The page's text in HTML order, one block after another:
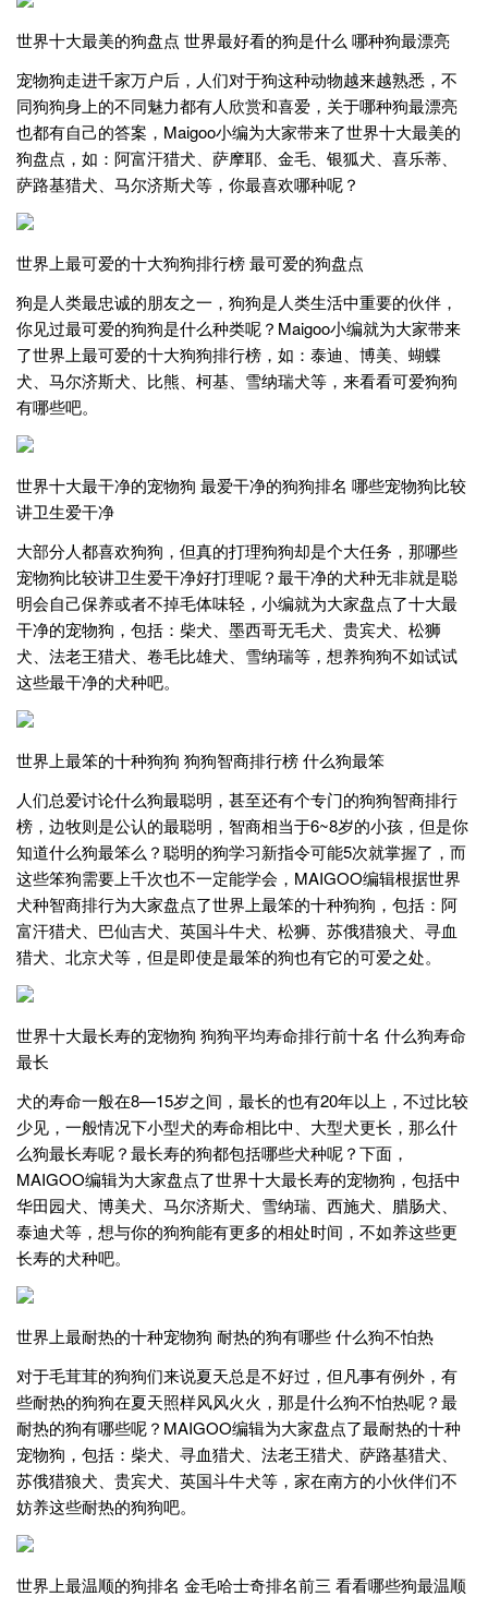
世界十大最美的狗盘点 世界最好看的狗是什么 哪种狗最漂亮
宠物狗走进千家万户后，人们对于狗这种动物越来越熟悉，不
同狗狗身上的不同魅力都有人欣赏和喜爱，关于哪种狗最漂亮
也都有自己的答案，Maigoo小编为大家带来了世界十大最美的
狗盘点，如：阿富汗猎犬、萨摩耶、金毛、银狐犬、喜乐蒂、
萨路基猎犬、马尔济斯犬等，你最喜欢哪种呢？
世界上最可爱的十大狗狗排行榜 最可爱的狗盘点
狗是人类最忠诚的朋友之一，狗狗是人类生活中重要的伙伴，
你见过最可爱的狗狗是什么种类呢？Maigoo小编就为大家带来
了世界上最可爱的十大狗狗排行榜，如：泰迪、博美、蝴蝶
犬、马尔济斯犬、比熊、柯基、雪纳瑞犬等，来看看可爱狗狗
有哪些吧。
世界十大最干净的宠物狗 最爱干净的狗狗排名 哪些宠物狗比较
讲卫生爱干净
大部分人都喜欢狗狗，但真的打理狗狗却是个大任务，那哪些
宠物狗比较讲卫生爱干净好打理呢？最干净的犬种无非就是聪
明会自己保养或者不掉毛体味轻，小编就为大家盘点了十大最
干净的宠物狗，包括：柴犬、墨西哥无毛犬、贵宾犬、松狮
犬、法老王猎犬、卷毛比雄犬、雪纳瑞等，想养狗狗不如试试
这些最干净的犬种吧。
世界上最笨的十种狗狗 狗狗智商排行榜 什么狗最笨
人们总爱讨论什么狗最聪明，甚至还有个专门的狗狗智商排行
榜，边牧则是公认的最聪明，智商相当于6~8岁的小孩，但是你
知道什么狗最笨么？聪明的狗学习新指令可能5次就掌握了，而
这些笨狗需要上千次也不一定能学会，MAIGOO编辑根据世界
犬种智商排行为大家盘点了世界上最笨的十种狗狗，包括：阿
富汗猎犬、巴仙吉犬、英国斗牛犬、松狮、苏俄猎狼犬、寻血
猎犬、北京犬等，但是即使是最笨的狗也有它的可爱之处。
世界十大最长寿的宠物狗 狗狗平均寿命排行前十名 什么狗寿命
最长
犬的寿命一般在8—15岁之间，最长的也有20年以上，不过比较
少见，一般情况下小型犬的寿命相比中、大型犬更长，那么什
么狗最长寿呢？最长寿的狗都包括哪些犬种呢？下面，
MAIGOO编辑为大家盘点了世界十大最长寿的宠物狗，包括中
华田园犬、博美犬、马尔济斯犬、雪纳瑞、西施犬、腊肠犬、
泰迪犬等，想与你的狗狗能有更多的相处时间，不如养这些更
长寿的犬种吧。
世界上最耐热的十种宠物狗 耐热的狗有哪些 什么狗不怕热
对于毛茸茸的狗狗们来说夏天总是不好过，但凡事有例外，有
些耐热的狗狗在夏天照样风风火火，那是什么狗不怕热呢？最
耐热的狗有哪些呢？MAIGOO编辑为大家盘点了最耐热的十种
宠物狗，包括：柴犬、寻血猎犬、法老王猎犬、萨路基猎犬、
苏俄猎狼犬、贵宾犬、英国斗牛犬等，家在南方的小伙伴们不
妨养这些耐热的狗狗吧。
世界上最温顺的狗排名 金毛哈士奇排名前三 看看哪些狗最温顺